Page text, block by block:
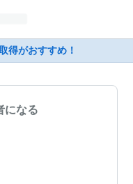
得がおすすめ！
になる